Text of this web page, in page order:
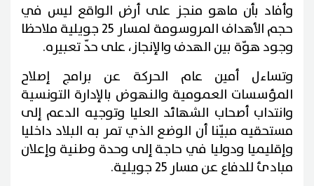
وأفاد بأن ماهو منجز على أرض الواقع ليس في
حجم الأهداف المروسومة لمسار 25 جويلية ملاحظا
وجود هوّة بين الهدف والإنجاز، على حدّ تعبيره.
وتساءل أمين عام الحركة عن برامج إصلاح
المؤسسات العمومية والنهوض بالإدارة التونسية
وانتداب أصحاب الشهائد العليا وتوجيه الدعم إلى
مستحقيه مبيّنا أن الوضع الذي تمر به البلاد داخليا
وإقليميا ودوليا في حاجة إلى وحدة وطنية وإعلان
مبادئ للدفاع عن مسار 25 جويلية.